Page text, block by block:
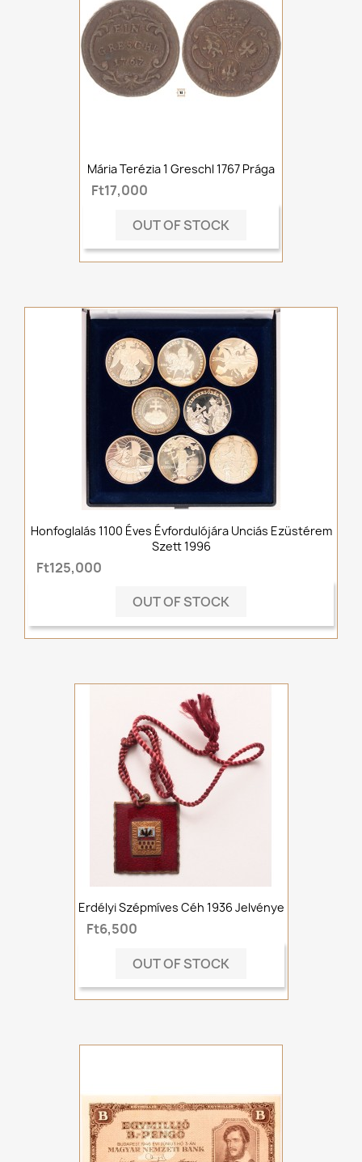
Mária Terézia 1 Greschl 1767 Prága
Ft17,000
OUT OF STOCK
Honfoglalás 1100 Éves Évfordulójára Unciás Ezüstérem
Szett 1996
Ft125,000
OUT OF STOCK
Erdélyi Szépmíves Céh 1936 Jelvénye
Ft6,500
OUT OF STOCK